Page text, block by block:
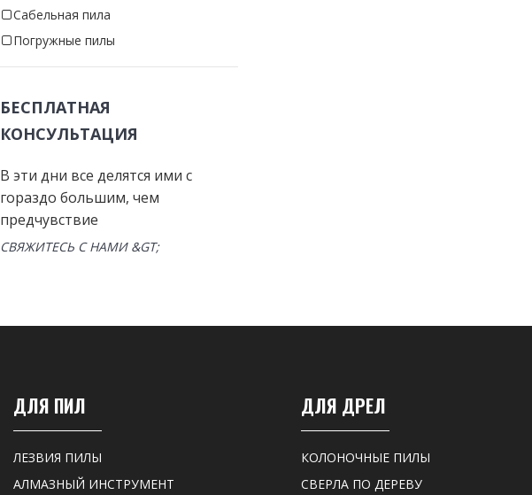
Сабельная пила
Погружные пилы
БЕСПЛАТНАЯ
КОНСУЛЬТАЦИЯ
В эти дни все делятся ими с
гораздо большим, чем
предчувствие
СВЯЖИТЕСЬ С НАМИ &GT;
ДЛЯ ПИЛ
ЛЕЗВИЯ ПИЛЫ
АЛМАЗНЫЙ ИНСТРУМЕНТ
ДЛЯ ДРЕЛ
КОЛОНОЧНЫЕ ПИЛЫ
СВЕРЛА ПО ДЕРЕВУ